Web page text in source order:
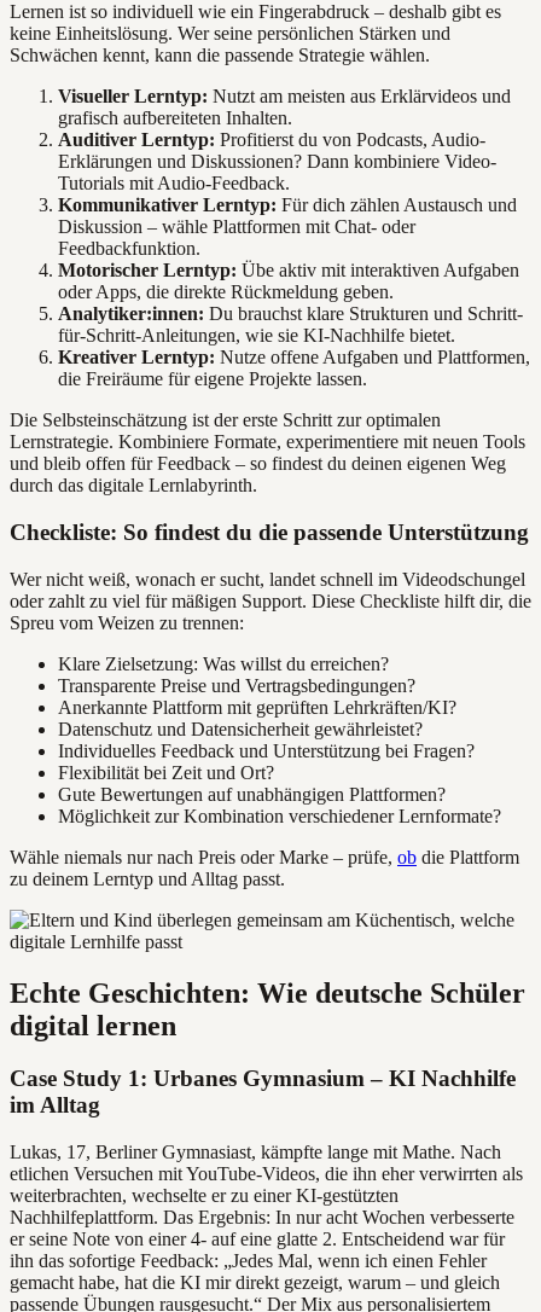
Lernen ist so individuell wie ein Fingerabdruck – deshalb gibt es
keine Einheitslösung. Wer seine persönlichen Stärken und
Schwächen kennt, kann die passende Strategie wählen.
Visueller Lerntyp: Nutzt am meisten aus Erklärvideos und
grafisch aufbereiteten Inhalten.
Auditiver Lerntyp: Profitierst du von Podcasts, Audio-
Erklärungen und Diskussionen? Dann kombiniere Video-
Tutorials mit Audio-Feedback.
Kommunikativer Lerntyp: Für dich zählen Austausch und
Diskussion – wähle Plattformen mit Chat- oder
Feedbackfunktion.
Motorischer Lerntyp: Übe aktiv mit interaktiven Aufgaben
oder Apps, die direkte Rückmeldung geben.
Analytiker:innen: Du brauchst klare Strukturen und Schritt-
für-Schritt-Anleitungen, wie sie KI-Nachhilfe bietet.
Kreativer Lerntyp: Nutze offene Aufgaben und Plattformen,
die Freiräume für eigene Projekte lassen.
Die Selbsteinschätzung ist der erste Schritt zur optimalen
Lernstrategie. Kombiniere Formate, experimentiere mit neuen Tools
und bleib offen für Feedback – so findest du deinen eigenen Weg
durch das digitale Lernlabyrinth.
Checkliste: So findest du die passende Unterstützung
Wer nicht weiß, wonach er sucht, landet schnell im Videodschungel
oder zahlt zu viel für mäßigen Support. Diese Checkliste hilft dir, die
Spreu vom Weizen zu trennen:
Klare Zielsetzung: Was willst du erreichen?
Transparente Preise und Vertragsbedingungen?
Anerkannte Plattform mit geprüften Lehrkräften/KI?
Datenschutz und Datensicherheit gewährleistet?
Individuelles Feedback und Unterstützung bei Fragen?
Flexibilität bei Zeit und Ort?
Gute Bewertungen auf unabhängigen Plattformen?
Möglichkeit zur Kombination verschiedener Lernformate?
Wähle niemals nur nach Preis oder Marke – prüfe, ob die Plattform
zu deinem Lerntyp und Alltag passt.
Echte Geschichten: Wie deutsche Schüler
digital lernen
Case Study 1: Urbanes Gymnasium – KI Nachhilfe
im Alltag
Lukas, 17, Berliner Gymnasiast, kämpfte lange mit Mathe. Nach
etlichen Versuchen mit YouTube-Videos, die ihn eher verwirrten als
weiterbrachten, wechselte er zu einer KI-gestützten
Nachhilfeplattform. Das Ergebnis: In nur acht Wochen verbesserte
er seine Note von einer 4- auf eine glatte 2. Entscheidend war für
ihn das sofortige Feedback: „Jedes Mal, wenn ich einen Fehler
gemacht habe, hat die KI mir direkt gezeigt, warum – und gleich
passende Übungen rausgesucht.“ Der Mix aus personalisiertem